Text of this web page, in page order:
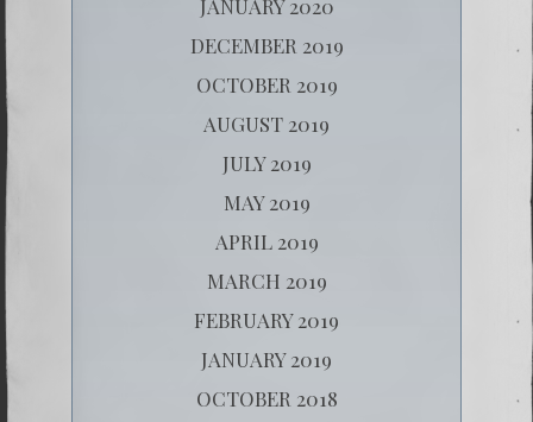
JANUARY 2020
DECEMBER 2019
OCTOBER 2019
AUGUST 2019
JULY 2019
MAY 2019
APRIL 2019
MARCH 2019
FEBRUARY 2019
JANUARY 2019
OCTOBER 2018